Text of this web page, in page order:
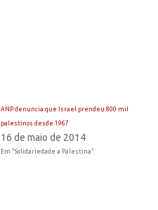
ANP denuncia que Israel prendeu 800 mil
palestinos desde 1967
16 de maio de 2014
Em "Solidariedade a Palestina"